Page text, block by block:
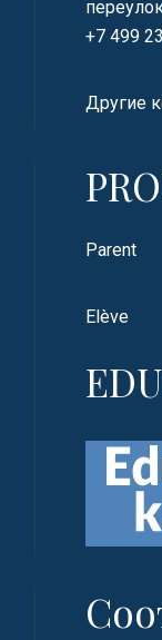
+7 499
Другие
Parent
Elève